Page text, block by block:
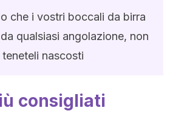
che i vostri boccali da birra
qualsiasi angolazione, non
teneteli nascosti
consigliati